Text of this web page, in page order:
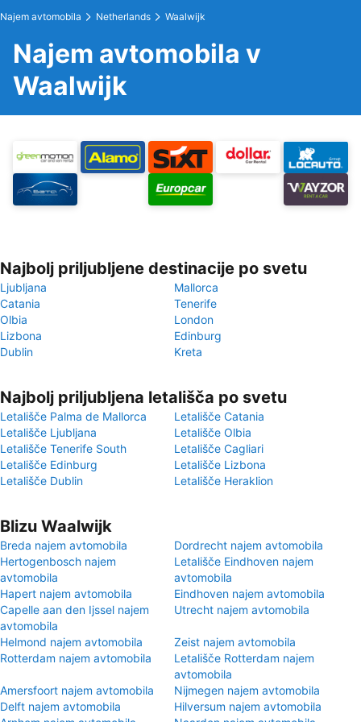
Najem avtomobila Netherlands Waalwijk
Najem avtomobila v
Waalwijk
Najbolj priljubljene destinacije po svetu
Ljubljana
Mallorca
Catania
Tenerife
Olbia
London
Lizbona
Edinburg
Dublin
Kreta
Najbolj priljubljena letališča po svetu
Letališče Palma de Mallorca
Letališče Catania
Letališče Ljubljana
Letališče Olbia
Letališče Tenerife South
Letališče Cagliari
Letališče Edinburg
Letališče Lizbona
Letališče Dublin
Letališče Heraklion
Blizu Waalwijk
Breda najem avtomobila
Dordrecht najem avtomobila
Hertogenbosch najem
avtomobila
Letališče Eindhoven najem
avtomobila
Hapert najem avtomobila
Eindhoven najem avtomobila
Capelle aan den Ijssel najem
avtomobila
Utrecht najem avtomobila
Helmond najem avtomobila
Zeist najem avtomobila
Rotterdam najem avtomobila
Letališče Rotterdam najem
avtomobila
Amersfoort najem avtomobila
Nijmegen najem avtomobila
Delft najem avtomobila
Hilversum najem avtomobila